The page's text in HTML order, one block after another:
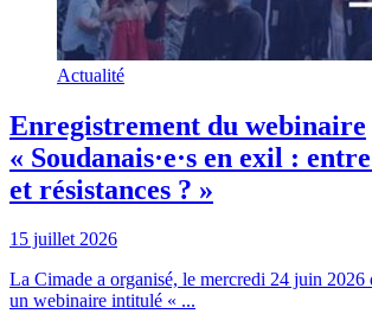
Actualité
Enregistrement du webinaire
« Soudanais·e·s en exil :
et résistances ? »
15 juillet 2026
La Cimade a organisé, le mercredi 24 juin 2026
un webinaire intitulé « ...